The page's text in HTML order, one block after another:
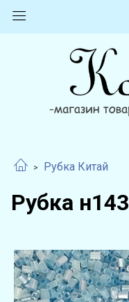
Рубка Китай
Рубка н143